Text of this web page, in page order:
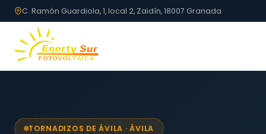
C. Ramón Guardiola, 1, local 2, Zaidín, 18007 Granada
TORNADIZOS DE ÁVILA · ÁVILA